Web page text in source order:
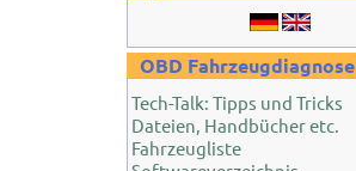
OBD Fahrzeugdiagnose
Tech-Talk: Tipps und Tricks
Dateien, Handbücher etc.
Fahrzeugliste